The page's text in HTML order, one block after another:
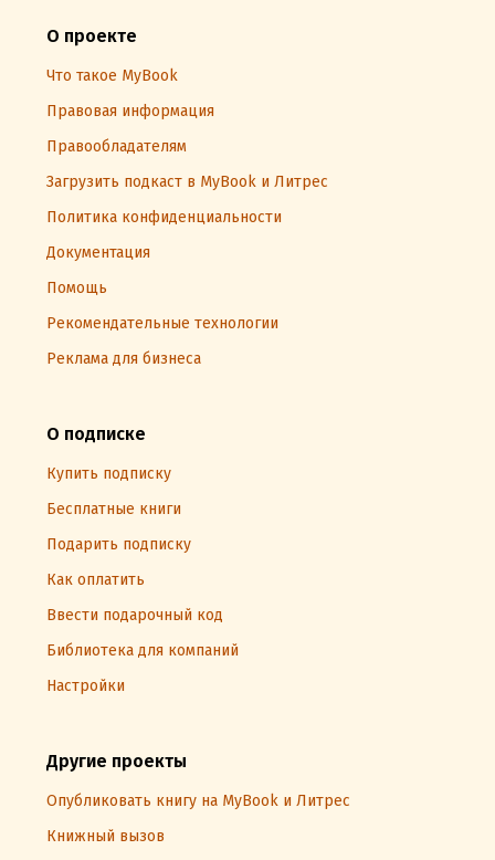
О проекте
Что такое MyBook
Правовая информация
Правообладателям
Загрузить подкаст в MyBook и Литрес
Политика конфиденциальности
Документация
Помощь
Рекомендательные технологии
Реклама для бизнеса
О подписке
Купить подписку
Бесплатные книги
Подарить подписку
Как оплатить
Ввести подарочный код
Библиотека для компаний
Настройки
Другие проекты
Опубликовать книгу на MyBook и Литрес
Книжный вызов